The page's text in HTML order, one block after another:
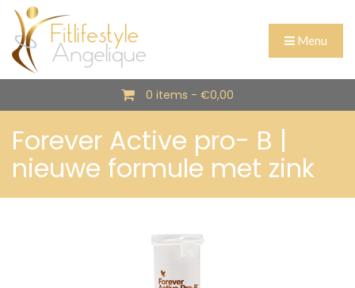
Menu
0 items - €0,00
Forever Active pro- B |
nieuwe formule met zink